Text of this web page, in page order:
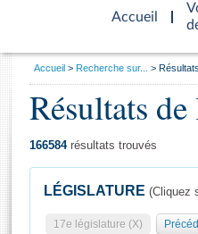
Accueil
d'accueil
Général
Vous
Accueil Recherche sur...
Résultats
166584résultats trouvés
LÉGISLATURE (Cliquez
17e législature (X)